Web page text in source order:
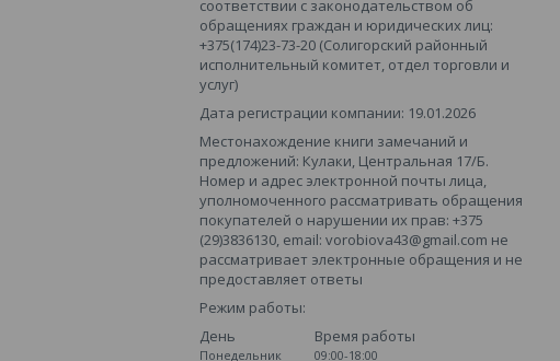
соответствии с законодательством об
обращениях граждан и юридических лиц:
+375(174)23-73-20 (Солигорский районный
исполнительный комитет, отдел торговли и
услуг)
Дата регистрации компании: 19.01.2026
Местонахождение книги замечаний и
предложений: Кулаки, Центральная 17/Б.
Номер и адрес электронной почты лица,
уполномоченного рассматривать обращения
покупателей о нарушении их прав: +375
(29)3836130, email: vorobiova43@gmail.com не
рассматривает электронные обращения и не
предоставляет ответы
Режим работы:
День
Время работы
Понедельник 09:00-18:00